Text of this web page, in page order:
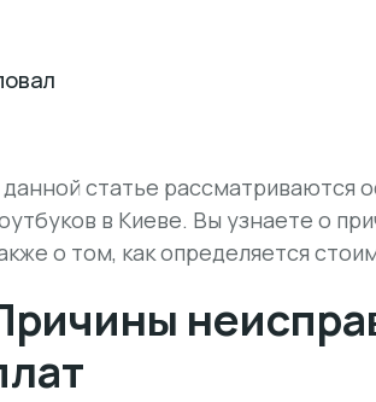
статье рассматриваются
в Киеве. Вы узнаете о
о том, как определяется